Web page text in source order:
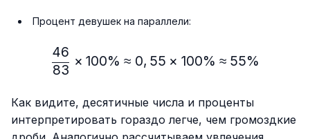
Процент девушек на параллели:
\frac{46}{83} × 100\%
83
46
× 100% ≈ 0, 55 × 100% ≈ 55%
Как видите, десятичные числа и проценты
интерпретировать гораздо легче, чем громоздкие